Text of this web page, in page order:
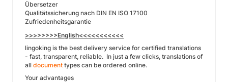
Übersetzer
Qualitätssicherung nach DIN EN ISO 17100
Zufriedenheitsgarantie
>>>>>>>>English<<<<<<<<<<<
lingoking is the best delivery service for certified translations
- fast, transparent, reliable. In just a few clicks, translations of
all document types can be ordered online.
Your advantages